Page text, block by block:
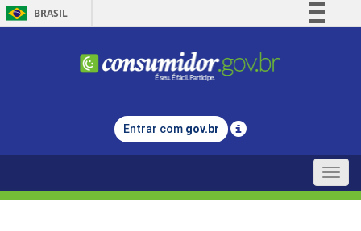
BRASIL
Comunica BR
Legislação
Entrar com gov.br
Toggle